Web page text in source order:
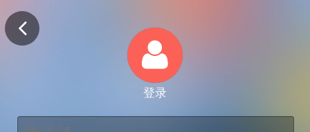
登录